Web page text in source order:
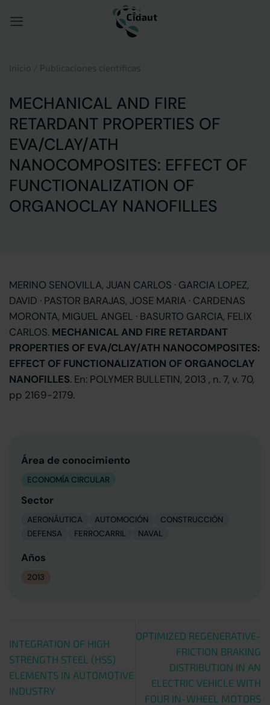
Inicio Publicaciones científicas
MECHANICAL AND FIRE
RETARDANT PROPERTIES OF
EVA/CLAY/ATH
NANOCOMPOSITES: EFFECT OF
FUNCTIONALIZATION OF
ORGANOCLAY NANOFILLES
MERINO SENOVILLA, JUAN CARLOS · GARCIA LOPEZ,
DAVID · PASTOR BARAJAS, JOSE MARIA · CARDENAS
MORONTA, MIGUEL ANGEL · BASURTO GARCIA, FELIX
CARLOS. MECHANICAL AND FIRE RETARDANT
PROPERTIES OF EVA/CLAY/ATH NANOCOMPOSITES:
EFFECT OF FUNCTIONALIZATION OF ORGANOCLAY
NANOFILLES. En: POLYMER BULLETIN, 2013 , n. 7, v. 70,
pp 2169-2179.
Área de conocimiento
ECONOMÍA CIRCULAR
Sector
AERONÁUTICA AUTOMOCIÓN
CONSTRUCCIÓN
DEFENSA
FERROCARRIL NAVAL
Años
2013
INTEGRATION OF HIGH
STRENGTH STEEL (HSS)
ELEMENTS IN AUTOMOTIVE
INDUSTRY
OPTIMIZED REGENERATIVE-
FRICTION BRAKING
DISTRIBUTION IN AN
ELECTRIC VEHICLE WITH
FOUR IN-WHEEL MOTORS